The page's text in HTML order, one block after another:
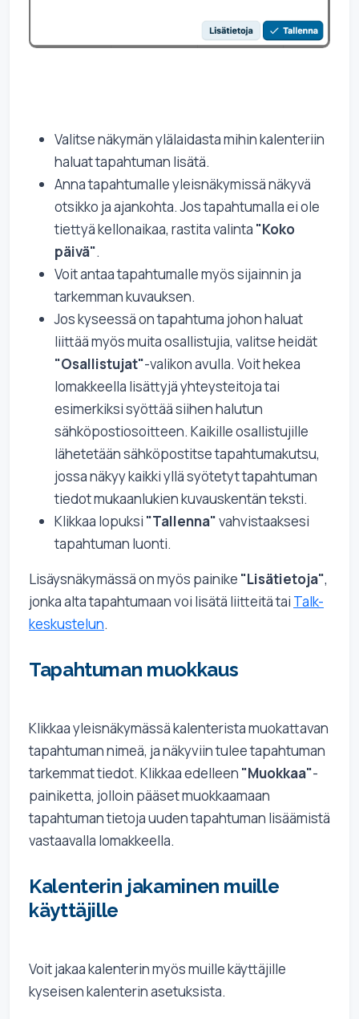
Valitse näkymän ylälaidasta mihin kalenteriin
haluat tapahtuman lisätä.
Anna tapahtumalle yleisnäkymissä näkyvä
otsikko ja ajankohta. Jos tapahtumalla ei ole
tiettyä kellonaikaa, rastita valinta "Koko
päivä".
Voit antaa tapahtumalle myös sijainnin ja
tarkemman kuvauksen.
Jos kyseessä on tapahtuma johon haluat
liittää myös muita osallistujia, valitse heidät
"Osallistujat"-valikon avulla. Voit hekea
lomakkeella lisättyjä yhteysteitoja tai
esimerkiksi syöttää siihen halutun
sähköpostiosoitteen. Kaikille osallistujille
lähetetään sähköpostitse tapahtumakutsu,
jossa näkyy kaikki yllä syötetyt tapahtuman
tiedot mukaanlukien kuvauskentän teksti.
Klikkaa lopuksi "Tallenna"vahvistaaksesi
tapahtuman luonti.
Lisäysnäkymässä on myös painike "Lisätietoja",
jonka alta tapahtumaan voi lisätä liitteitä tai Talk-
keskustelun.
Tapahtuman muokkaus
Klikkaa yleisnäkymässä kalenterista muokattavan
tapahtuman nimeä, ja näkyviin tulee tapahtuman
tarkemmat tiedot. Klikkaa edelleen "Muokkaa"-
painiketta, jolloin pääset muokkaamaan
tapahtuman tietoja uuden tapahtuman lisäämistä
vastaavalla lomakkeella.
Kalenterin jakaminen muille
käyttäjille
Voit jakaa kalenterin myös muille käyttäjille
kyseisen kalenterin asetuksista.